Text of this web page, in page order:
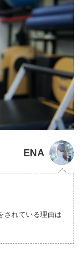
ENA
されている理由は